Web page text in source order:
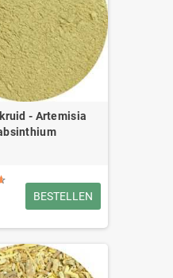
- Artemisia
BESTELLEN